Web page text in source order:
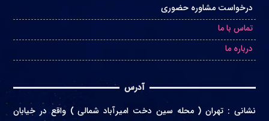
درخواست مشاوره حضوری
تماس با ما
درباره ما
آدرس
نشانی : تهران ( محله سین دخت امیرآباد شمالی ) واقع در خیابان